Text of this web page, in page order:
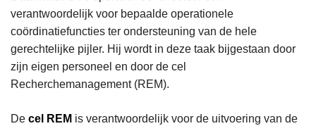
verantwoordelijk voor bepaalde operationele
coördinatiefuncties ter ondersteuning van de hele
gerechtelijke pijler. Hij wordt in deze taak bijgestaan door
zijn eigen personeel en door de cel
Recherchemanagement (REM).
De cel REM is verantwoordelijk voor de uitvoering van de